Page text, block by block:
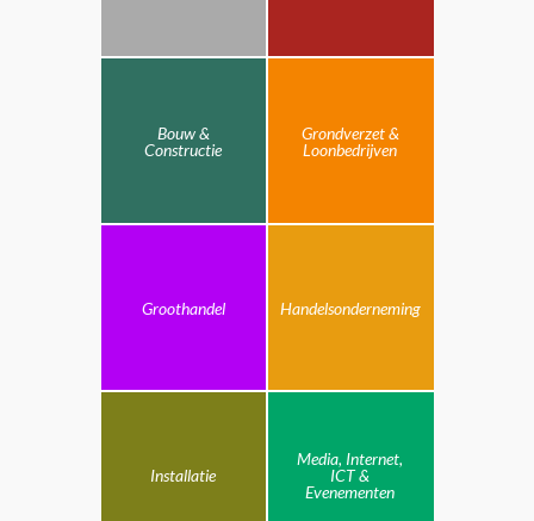
Bouw &
Constructie
Grondverzet &
Loonbedrijven
Groothandel Handelsonderneming
Installatie
Media, Internet,
ICT &
Evenementen